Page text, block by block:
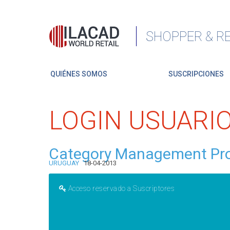
SHOPPER &
QUIÉNES SOMOS SUSCRIPCIONES
LOGIN
Category Management
URUGUAY 18-04-2013
Acceso reservado a Suscriptores